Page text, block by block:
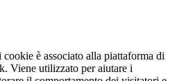
cookie è associato alla piattaforma di
Viene utilizzato per aiutare i